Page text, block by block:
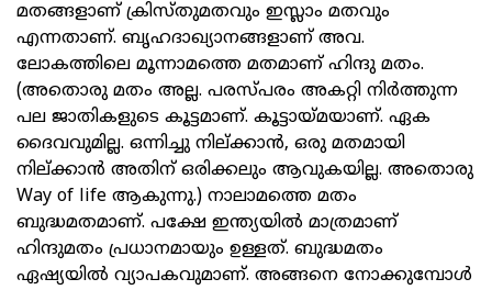
മതങ്ങളാണ് ക്രിസ്തുമതവും ഇസ്ലാം മതവും
എന്നതാണ്. ബൃഹദാഖ്യാനങ്ങളാണ് അവ.
ലോകത്തിലെ മൂന്നാമത്തെ മതമാണ് ഹിന്ദു മതം.
(അതൊരു മതം അല്ല. പരസ്പരം അകറ്റി നിര്‍ത്തുന്ന
പല ജാതികളുടെ കൂട്ടമാണ്. കൂട്ടായ്മയാണ്. ഏക
ദൈവവുമില്ല. ഒന്നിച്ചു നില്ക്കാന്‍, ഒരു മതമായി
നില്ക്കാന്‍ അതിന് ഒരിക്കലും ആവുകയില്ല. അതൊരു
Way of life ആകുന്നു.) നാലാമത്തെ മതം
ബുദ്ധമതമാണ്. പക്ഷേ ഇന്ത്യയില്‍ മാത്രമാണ്
ഹിന്ദുമതം പ്രധാനമായും ഉള്ളത്. ബുദ്ധമതം
ഏഷ്യയില്‍ വ്യാപകവുമാണ്. അങ്ങനെ നോക്കുമ്പോള്‍